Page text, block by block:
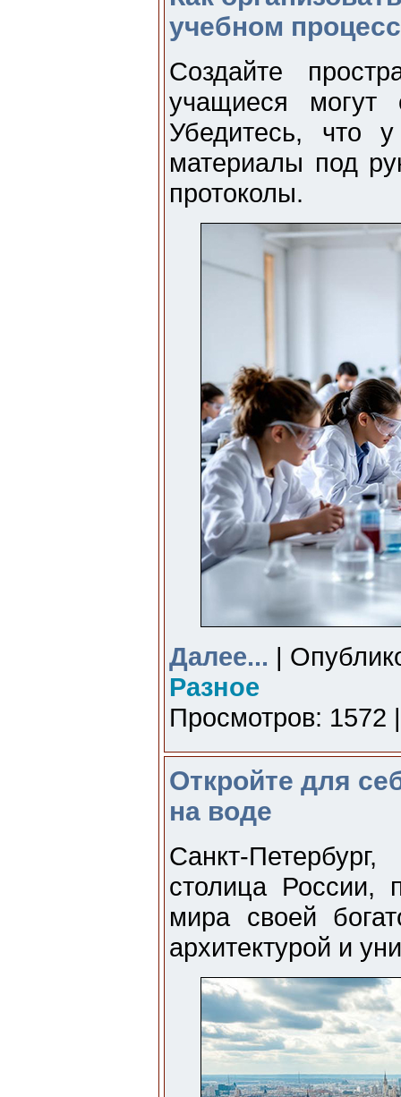
учебном
Создайте
учащиеся могут
Убедитесь, что
материалы под
протоколы.
Далее... |
Разное
Просмотров: 1572
Откройте для
на воде
Санкт-
столица России,
мира своей
архитектурой и